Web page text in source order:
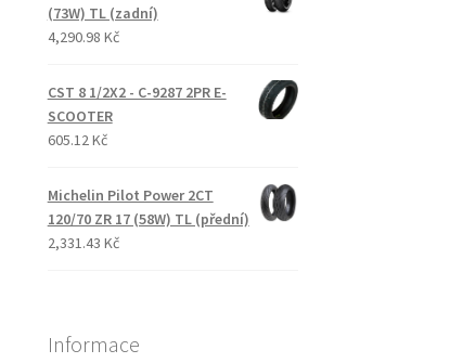
(73W) TL (zadní)
4,290.98 Kč
CST 8 1/2X2 - C-9287 2PR E-
SCOOTER
605.12 Kč
Michelin Pilot Power 2CT
120/70 ZR 17 (58W) TL (přední)
2,331.43 Kč
Informace